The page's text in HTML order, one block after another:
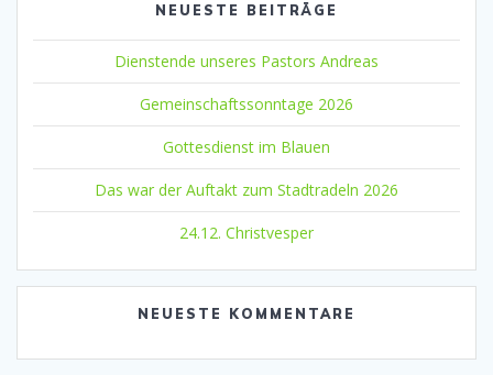
NEUESTE BEITRÄGE
Dienstende unseres Pastors Andreas
Gemeinschaftssonntage 2026
Gottesdienst im Blauen
Das war der Auftakt zum Stadtradeln 2026
24.12. Christvesper
NEUESTE KOMMENTARE